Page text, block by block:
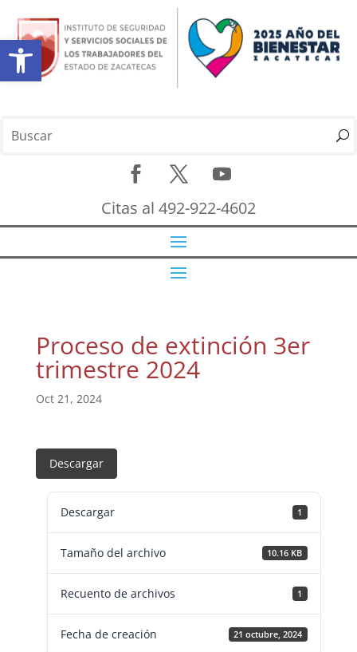
Abrir barra de herramientas
Citas al 492-922-4602
Proceso de extinción 3er
trimestre 2024
Oct 21, 2024
Descargar
Descargar 1
Tamaño del archivo 10.16 KB
Recuento de archivos 1
Fecha de creación 21 octubre, 2024